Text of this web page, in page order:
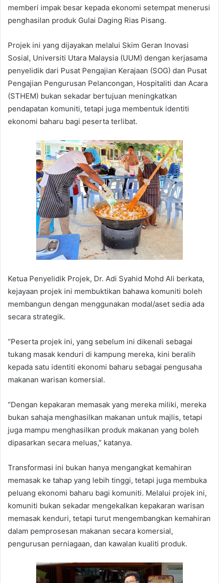
memberi impak besar kepada ekonomi setempat menerusi
penghasilan produk Gulai Daging Rias Pisang.
Projek ini yang dijayakan melalui Skim Geran Inovasi
Sosial, Universiti Utara Malaysia (UUM) dengan kerjasama
penyelidik dari Pusat Pengajian Kerajaan (SOG) dan Pusat
Pengajian Pengurusan Pelancongan, Hospitaliti dan Acara
(STHEM) bukan sekadar bertujuan meningkatkan
pendapatan komuniti, tetapi juga membentuk identiti
ekonomi baharu bagi peserta terlibat.
Ketua Penyelidik Projek, Dr. Adi Syahid Mohd Ali berkata,
kejayaan projek ini membuktikan bahawa komuniti boleh
membangun dengan menggunakan modal/aset sedia ada
secara strategik.
“Peserta projek ini, yang sebelum ini dikenali sebagai
tukang masak kenduri di kampung mereka, kini beralih
kepada satu identiti ekonomi baharu sebagai pengusaha
makanan warisan komersial.
“Dengan kepakaran memasak yang mereka miliki, mereka
bukan sahaja menghasilkan makanan untuk majlis, tetapi
juga mampu menghasilkan produk makanan yang boleh
dipasarkan secara meluas,” katanya.
Transformasi ini bukan hanya mengangkat kemahiran
memasak ke tahap yang lebih tinggi, tetapi juga membuka
peluang ekonomi baharu bagi komuniti. Melalui projek ini,
komuniti bukan sekadar mengekalkan kepakaran warisan
memasak kenduri, tetapi turut mengembangkan kemahiran
dalam pemprosesan makanan secara komersial,
pengurusan perniagaan, dan kawalan kualiti produk.